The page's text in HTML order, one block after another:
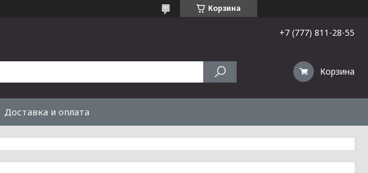
Корзина
+7 (777) 811-28-55
Корзина
Доставка и оплата